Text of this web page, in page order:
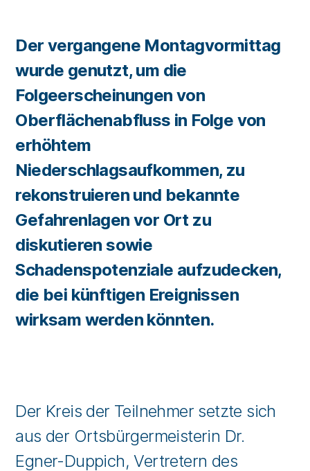
Der vergangene Montagvormittag
wurde genutzt, um die
Folgeerscheinungen von
Oberflächenabfluss in Folge von
erhöhtem
Niederschlagsaufkommen, zu
rekonstruieren und bekannte
Gefahrenlagen vor Ort zu
diskutieren sowie
Schadenspotenziale aufzudecken,
die bei künftigen Ereignissen
wirksam werden könnten.
Der Kreis der Teilnehmer setzte sich
aus der Ortsbürgermeisterin Dr.
Egner-Duppich, Vertretern des